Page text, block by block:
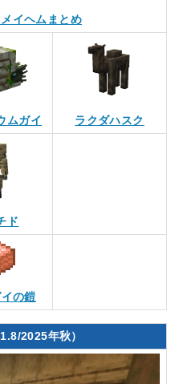
イヘムまとめ
ムガイ ラクダハスク
ド
の鎧
2025年秋）